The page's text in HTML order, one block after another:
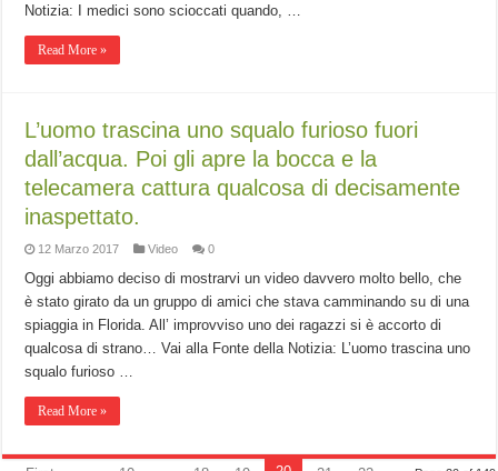
Notizia: I medici sono scioccati quando, …
Read More »
L’uomo trascina uno squalo furioso fuori
dall’acqua. Poi gli apre la bocca e la
telecamera cattura qualcosa di decisamente
inaspettato.
12 Marzo 2017 Video 0
Oggi abbiamo deciso di mostrarvi un video davvero molto bello, che
è stato girato da un gruppo di amici che stava camminando su di una
spiaggia in Florida. All’ improvviso uno dei ragazzi si è accorto di
qualcosa di strano… Vai alla Fonte della Notizia: L’uomo trascina uno
squalo furioso …
Read More »